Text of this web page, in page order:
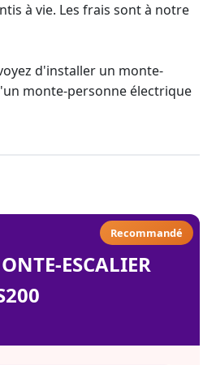
à vie. Les frais sont à notre
d'installer un monte-
monte-personne électrique
ESCALIER
Recommandé